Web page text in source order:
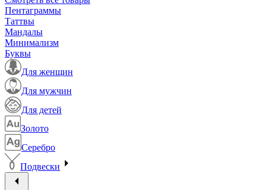
Пентаграммы
Таттвы
Мандалы
Минимализм
Буквы
Для женщин
Для мужчин
Для детей
Золото
Серебро
Подвески